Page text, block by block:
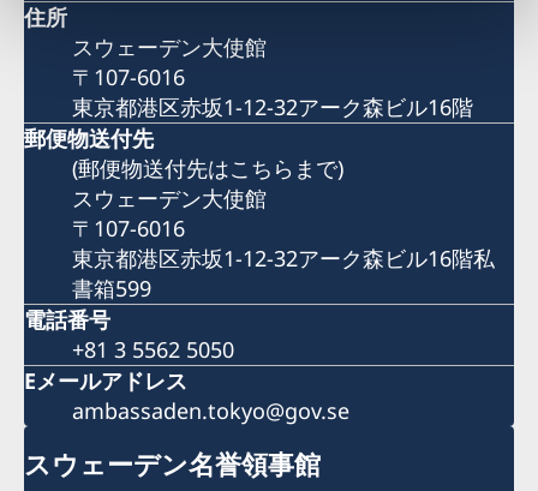
住所
スウェーデン大使館
〒107-6016
東京都港区赤坂1-12-32アーク森ビル16階
郵便物送付先
(郵便物送付先はこちらまで)
スウェーデン大使館
〒107-6016
東京都港区赤坂1-12-32アーク森ビル16階私
書箱599
電話番号
+81 3 5562 5050
Eメールアドレス
ambassaden.tokyo@gov.se
スウェーデン名誉領事館